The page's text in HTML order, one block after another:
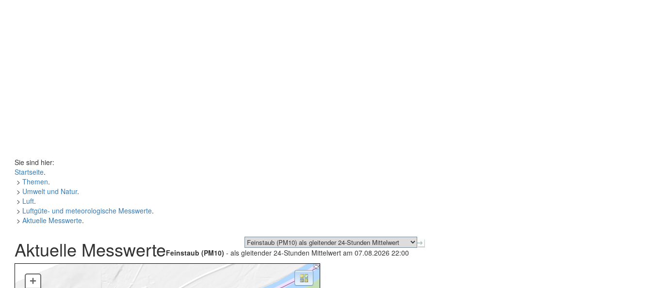
Sie sind hier:
Startseite.
> Themen.
> Umwelt und Natur.
> Luft.
> Luftgüte- und meteorologische Messwerte.
> Aktuelle Messwerte.
Aktuelle MesswerteFeinstaub (PM10) - als gleitender 24-Stunden Mittelwert am 07.08.2026 22:00
+